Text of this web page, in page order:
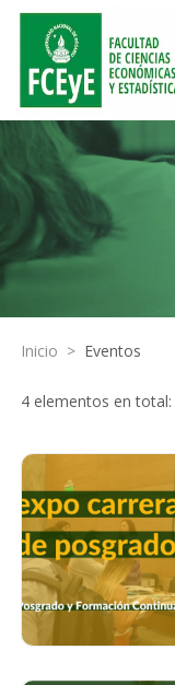
Inicio > Eventos
4 elementos en total: